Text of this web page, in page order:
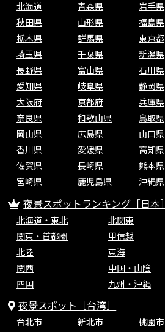
北海道 青森県 岩手県
秋田県
山形県 福島県
栃木県
群馬県 東京都
埼玉県
千葉県 新潟県
長野県
富山県 石川県
愛知県
岐阜県 静岡県
大阪府
京都府 兵庫県
奈良県
和歌山県 鳥取県
岡山県
広島県 山口県
香川県
愛媛県 高知県
佐賀県
長崎県 熊本県
宮崎県
鹿児島県 沖縄県
夜景スポットランキング［日本］
北海道・東北
北関東
関東・首都圏
甲信越
北陸
東海
関西
中国・山陰
四国
九州・沖縄
夜景スポット［台湾］
台北市 新北市 桃園市